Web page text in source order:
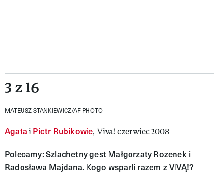
3 z 16
MATEUSZ STANKIEWICZ/AF PHOTO
AgataiPiotr Rubikowie, Viva! czerwiec 2008
Polecamy: Szlachetny gest Małgorzaty Rozenek i
Radosława Majdana. Kogo wsparli razem z VIVĄ!?